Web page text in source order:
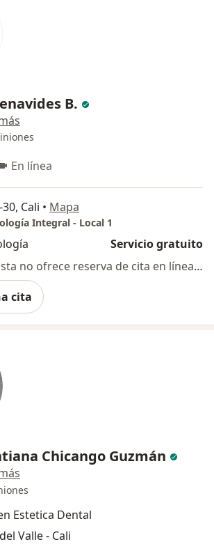
B.
En línea
Cali • Mapa
Integral - Local 1
Servicio gratuito
Este especialista no ofrece reserva de cita en línea en esta dirección.
cita
Chicango Guzmán
Estetica Dental
Valle - Cali